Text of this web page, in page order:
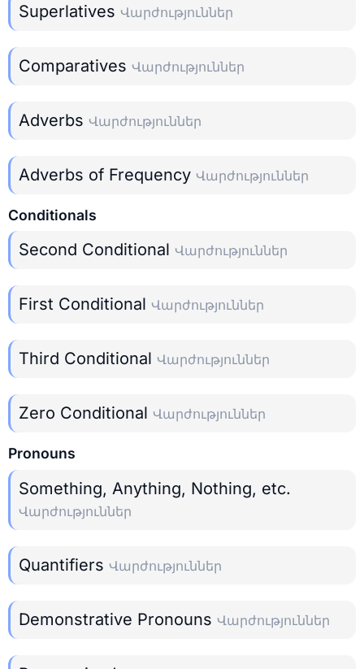
Superlatives Վարժություններ
Comparatives Վարժություններ
Adverbs Վարժություններ
Adverbs of Frequency Վարժություններ
Conditionals
Second Conditional Վարժություններ
First Conditional Վարժություններ
Third Conditional Վարժություններ
Zero Conditional Վարժություններ
Pronouns
Something, Anything, Nothing, etc.
Վարժություններ
Quantifiers Վարժություններ
Demonstrative Pronouns Վարժություններ